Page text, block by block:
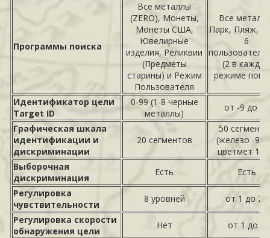
Программы поиска
Все металлы
(ZERO), Монеты,
Монеты США,
Ювелирные
изделия, Реликвии
(Предметы
старины) и Режим
Пользователя
Все
Парк, Пляж,
6
(2 в
режиме
Идентификатор цели
Target ID
0-99 (1-8 черные
металлы)
от -9 до 40
Графическая шкала
идентификации и
дискриминации
20 сегментов
50
(железо -9 –
цветмет 1-
Выборочная
дискриминация
Есть
Есть
Регулировка
чувствительности
8 уровней
от 1 до 25
Регулировка скорости
обнаружения цели
Нет
от 1 до 3